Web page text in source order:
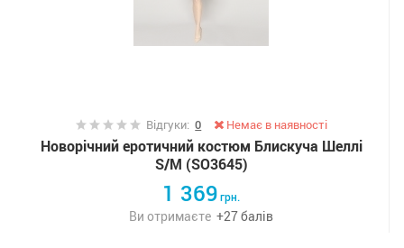
Відгуки:0 Немає в наявності
Новорічний еротичний костюм Блискуча Шеллі
S/M (SO3645)
1 369грн.
Ви отримаєте +27балів